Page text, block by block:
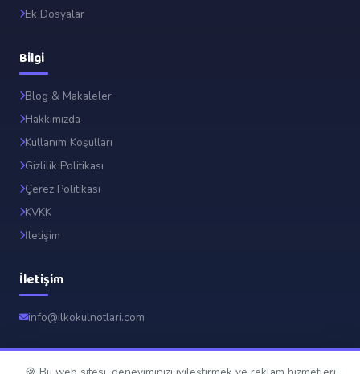
Ek Dosyalar
Bilgi
Blog & Makaleler
Hakkımızda
Kullanım Koşulları
Gizlilik Politikası
Çerez Politikası
KVKK
İletişim
İletişim
info@ilkokulnotlari.com